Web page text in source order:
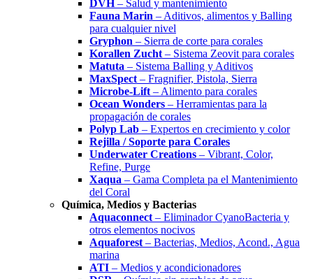
DVH– Salud y mantenimiento
Fauna Marin – Aditivos, alimentos y Balling
para cualquier nivel
Gryphon – Sierra de corte para corales
Korallen Zucht – Sistema Zeovit para corales
Matuta – Sistema Balling y Aditivos
MaxSpect – Fragnifier, Pistola, Sierra
Microbe-Lift – Alimento para corales
Ocean Wonders – Herramientas para la
propagación de corales
Polyp Lab – Expertos en crecimiento y color
Rejilla / Soporte para Corales
Underwater Creations – Vibrant, Color,
Refine, Purge
Xaqua – Gama Completa pa el Mantenimiento
del Coral
Química, Medios y Bacterias
Aquaconnect – Eliminador CyanoBacteria y
otros elementos nocivos
Aquaforest – Bacterias, Medios, Acond., Agua
marina
ATI – Medios y acondicionadores